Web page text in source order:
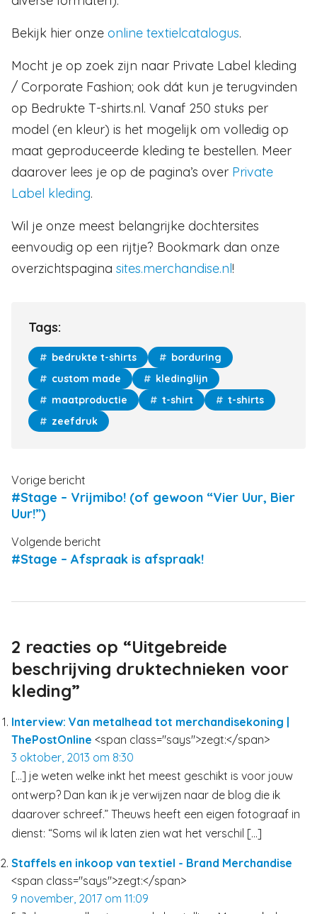
Bekijk hier onze online textielcatalogus.
Mocht je op zoek zijn naar Private Label kleding
/ Corporate Fashion; ook dát kun je terugvinden
op Bedrukte T-shirts.nl. Vanaf 250 stuks per
model (en kleur) is het mogelijk om volledig op
maat geproduceerde kleding te bestellen. Meer
daarover lees je op de pagina’s over Private
Label kleding.
Wil je onze meest belangrijke dochtersites
eenvoudig op een rijtje? Bookmark dan onze
overzichtspagina sites.merchandise.nl!
Tags:
bedrukte t-shirts
borduring
custom made
kledinglijn
maatproductie
t-shirt
t-shirts
zeefdruk
Vorige bericht
#Stage – Vrijmibo! (of gewoon “Vier Uur, Bier
Uur!”)
Volgende bericht
#Stage – Afspraak is afspraak!
2 reacties op “Uitgebreide
beschrijving druktechnieken voor
kleding”
Interview: Van metalhead tot merchandisekoning |
ThePostOnline <span class="says">zegt:</span>
3 oktober, 2013 om 8:30
[…] je weten welke inkt het meest geschikt is voor jouw
ontwerp? Dan kan ik je verwijzen naar de blog die ik
daarover schreef.” Theuws heeft een eigen fotograaf in
dienst: “Soms wil ik laten zien wat het verschil […]
Staffels en inkoop van textiel - Brand Merchandise
<span class="says">zegt:</span>
9 november, 2017 om 11:09